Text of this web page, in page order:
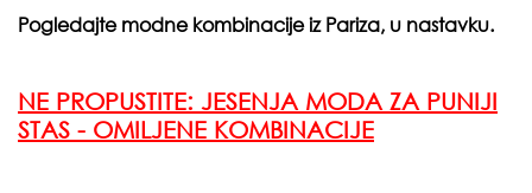
Pogledajte modne kombinacije iz Pariza, u nastavku.
NE PROPUSTITE: JESENJA MODA ZA PUNIJI
STAS - OMILJENE KOMBINACIJE